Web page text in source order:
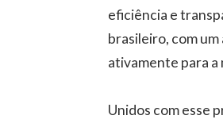
eficiência e
brasileiro, com
ativamente para
Unidos com esse